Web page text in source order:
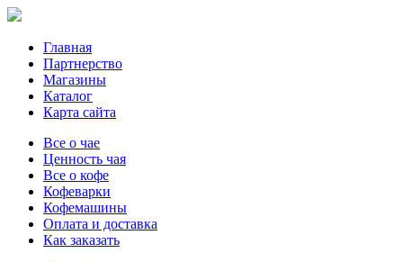
Главная
Партнерство
Магазины
Каталог
Карта сайта
Все о чае
Ценность чая
Все о кофе
Кофеварки
Кофемашины
Оплата и доставка
Как заказать